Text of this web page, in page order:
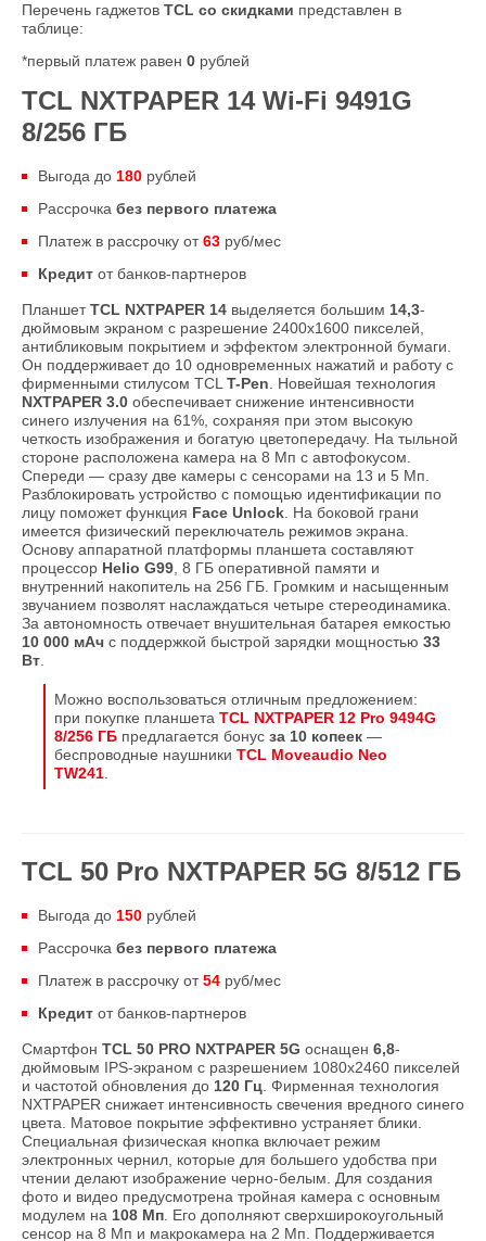
Перечень гаджетов TCL со скидками представлен в
таблице:
*первый платеж равен 0 рублей
TCL NXTPAPER 14 Wi-Fi 9491G
8/256 ГБ
Выгода до 180 рублей
Рассрочка без первого платежа
Платеж в рассрочку от63 руб/мес
Кредит от банков-партнеров
ПланшетTCL NXTPAPER 14 выделяется большим 14,3-
дюймовым экраном с разрешение 2400х1600 пикселей,
антибликовым покрытием и эффектом электронной бумаги.
Он поддерживает до 10 одновременных нажатий и работу с
фирменными стилусом TCLT-Pen. Новейшая технология
NXTPAPER 3.0 обеспечивает снижение интенсивности
синего излучения на 61%, сохраняя при этом высокую
четкость изображения и богатую цветопередачу. На тыльной
стороне расположена камера на 8 Мп с автофокусом.
Спереди — сразу две камеры с сенсорами на 13 и 5 Мп.
Разблокировать устройство с помощью идентификации по
лицу поможет функция Face Unlock. На боковой грани
имеется физический переключатель режимов экрана.
Основу аппаратной платформы планшета составляют
процессор Helio G99, 8 ГБ оперативной памяти и
внутренний накопитель на 256 ГБ. Громким и насыщенным
звучанием позволят наслаждаться четыре стереодинамика.
За автономность отвечает внушительная батарея емкостью
10 000 мАч с поддержкой быстрой зарядки мощностью 33
Вт.
Можно воспользоваться отличным предложением:
при покупке планшета TCL NXTPAPER 12 Pro 9494G
8/256 ГБ предлагается бонус за 10 копеек —
беспроводные наушники TCL Moveaudio Neo
TW241.
TCL 50 Pro NXTPAPER 5G 8/512 ГБ
Выгода до 150 рублей
Рассрочка без первого платежа
Платеж в рассрочку от54 руб/мес
Кредит от банков-партнеров
Смартфон TCL 50 PRO NXTPAPER 5G оснащен 6,8-
дюймовым IPS-экраном с разрешением 1080х2460 пикселей
и частотой обновления до 120 Гц. Фирменная технология
NXTPAPER снижает интенсивность свечения вредного синего
цвета. Матовое покрытие эффективно устраняет блики.
Специальная физическая кнопка включает режим
электронных чернил, которые для большего удобства при
чтении делают изображение черно-белым. Для создания
фото и видео предусмотрена тройная камера с основным
модулем на 108 Мп. Его дополняют сверхширокоугольный
сенсор на 8 Мп и макрокамера на 2 Мп. Поддерживается